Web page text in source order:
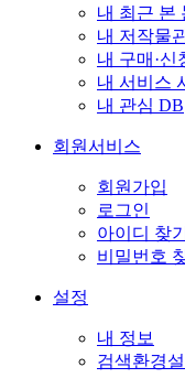
내 최근 본
내 저작물
내 구매·신
내 서비스
내 관심 DB
회원서비스
회원가입
로그인
아이디 찾기
비밀번호
설정
내 정보
검색환경